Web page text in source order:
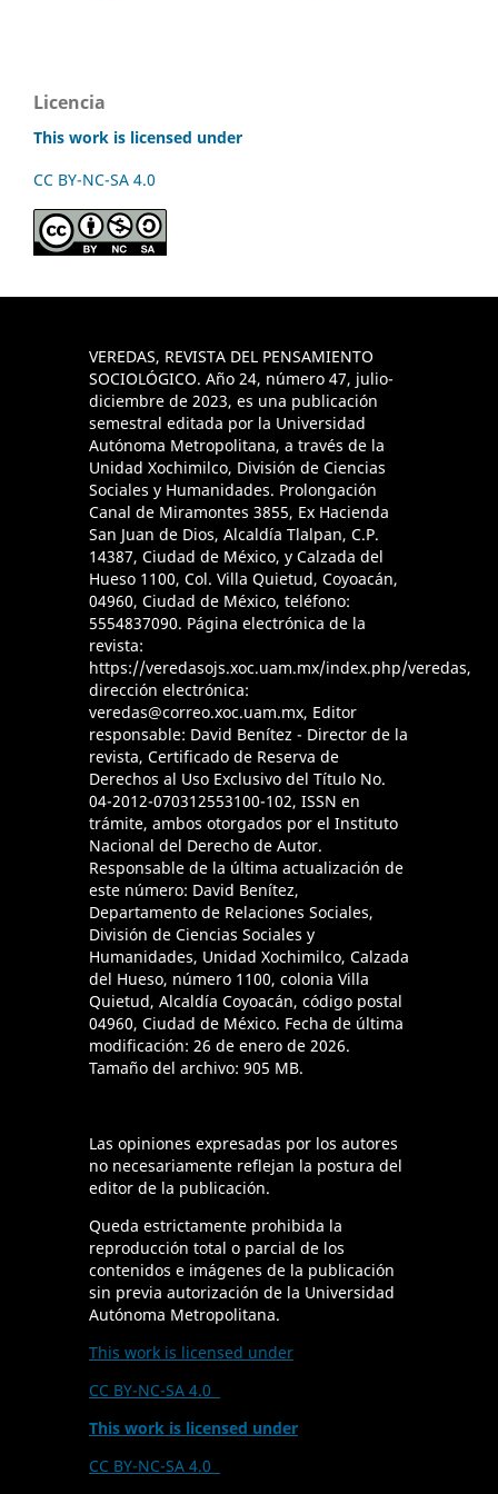
Licencia
This work is licensed under
CC BY-NC-SA 4.0
VEREDAS, REVISTA DEL PENSAMIENTO
SOCIOLÓGICO. Año 24, número 47, julio-
diciembre de 2023, es una publicación
semestral editada por la Universidad
Autónoma Metropolitana, a través de la
Unidad Xochimilco, División de Ciencias
Sociales y Humanidades. Prolongación
Canal de Miramontes 3855, Ex Hacienda
San Juan de Dios, Alcaldía Tlalpan, C.P.
14387, Ciudad de México, y Calzada del
Hueso 1100, Col. Villa Quietud, Coyoacán,
04960, Ciudad de México, teléfono:
5554837090. Página electrónica de la
revista:
https://veredasojs.xoc.uam.mx/index.php/veredas,
dirección electrónica:
veredas@correo.xoc.uam.mx, Editor
responsable: David Benítez - Director de la
revista, Certificado de Reserva de
Derechos al Uso Exclusivo del Título No.
04-2012-070312553100-102, ISSN en
trámite, ambos otorgados por el Instituto
Nacional del Derecho de Autor.
Responsable de la última actualización de
este número: David Benítez,
Departamento de Relaciones Sociales,
División de Ciencias Sociales y
Humanidades, Unidad Xochimilco, Calzada
del Hueso, número 1100, colonia Villa
Quietud, Alcaldía Coyoacán, código postal
04960, Ciudad de México. Fecha de última
modificación: 26 de enero de 2026.
Tamaño del archivo: 905 MB.
Las opiniones expresadas por los autores
no necesariamente reflejan la postura del
editor de la publicación.
Queda estrictamente prohibida la
reproducción total o parcial de los
contenidos e imágenes de la publicación
sin previa autorización de la Universidad
Autónoma Metropolitana.
This work is licensed under
CC BY-NC-SA 4.0
This work is licensed under
CC BY-NC-SA 4.0